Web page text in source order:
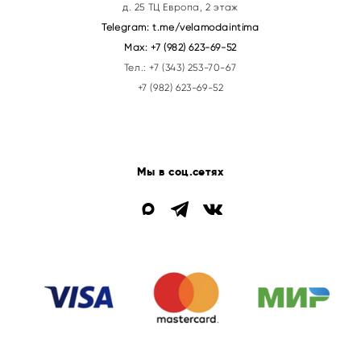
д. 25 ТЦ Европа, 2 этаж
Telegram:t.me/velamodaintima
Max:+7 (982) 623-69-52
Тел.:+7 (343) 253-70-67
+7 (982) 623-69-52
Мы в соц.сетях